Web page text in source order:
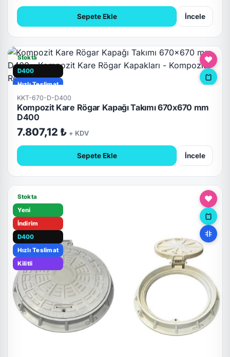
Sepete Ekle İncele
Stokta
D400
Hızlı Teslimat
KKT-670-D-D400
Kompozit Kare Rögar Kapağı Takımı 670x670 mm
D400
7.807,12 ₺ + KDV
Sepete Ekle İncele
Stokta
Yeni
İndirim
D400
Hızlı Teslimat
Kilitli